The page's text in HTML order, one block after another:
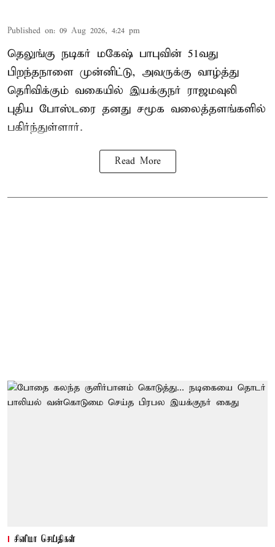
Published on: 09 Aug 2026, 4:24 pm
தெலுங்கு நடிகர் மகேஷ் பாபுவின் 51வது
பிறந்தநாளை முன்னிட்டு, அவருக்கு வாழ்த்து
தெரிவிக்கும் வகையில் இயக்குநர் ராஜமவுலி
புதிய போஸ்டரை தனது சமூக வலைத்தளங்களில்
பகிர்ந்துள்ளார்.
Read More
சினிமா செய்திகள்